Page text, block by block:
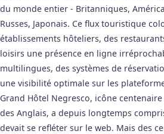
du monde entier - Britanniques,
Russes, Japonais. Ce flux touristique
établissements hôteliers, des
loisirs une présence en ligne
multilingues, des systèmes de
une visibilité optimale sur les
Grand Hôtel Negresco, icône
des Anglais, a depuis longtemps
devait se refléter sur le web. Mais des